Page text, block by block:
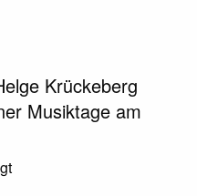
Krückeberg
Musiktage am